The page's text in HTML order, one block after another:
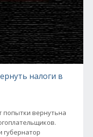
налоги в
попытки вернутьна
губернатор